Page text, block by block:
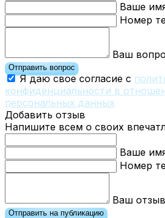
Ваше
Номер
Ваш
Отправить вопрос
Я даю свое согласие с
конфиденциальности в
персональных данных
Добавить отзыв
Напишите всем о своих
Ваше
Номер
Ваш отзыв
Отправить на публикацию